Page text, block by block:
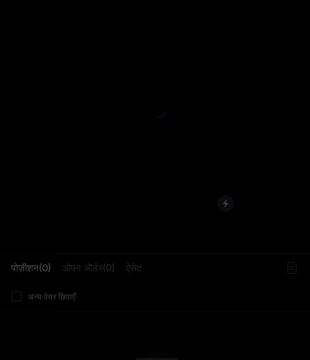
पोज़ीशन(0) ओपन ऑर्डर(0) ऐसेट
अन्य पेयर छिपाएँ